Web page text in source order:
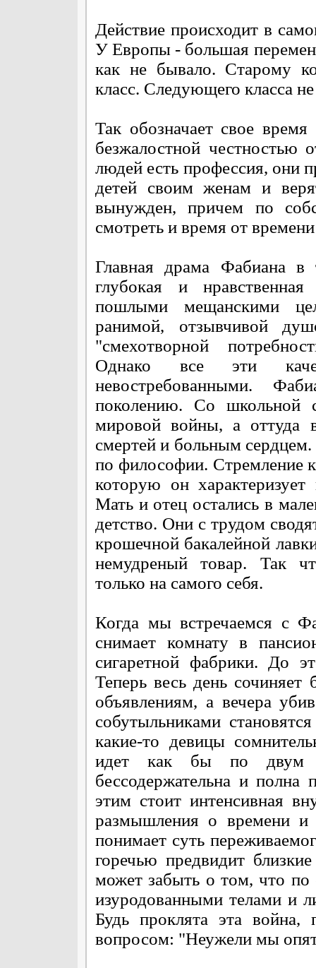
Действие происходит в
У Европы - большая
как не бывало. Старому
класс. Следующего класса
Так обозначает свое
безжалостной честностью
людей есть профессия, они
детей своим женам и
вынужден, причем по
смотреть и время от
Главная драма Фабиана в
глубокая и
пошлыми мещанскими
ранимой, отзывчивой
"смехотворной
Однако все эти
невостребованными.
поколению. Со школьной
мировой войны, а оттуда
смертей и больным
по философии. Стремление
которую он
Мать и отец остались в
детство. Они с трудом
крошечной бакалейной
немудреный товар. Так
только на самого себя.
Когда мы встречаемся с
снимает комнату в
сигаретной фабрики. До
Теперь весь день
объявлениям, а вечера
собутыльниками
какие-то девицы
идет как бы по двум
бессодержательна и полна
этим стоит интенсивная
размышления о времени
понимает суть
горечью предвидит
может забыть о том, что по
изуродованными телами и
Будь проклята эта война,
вопросом: "Неужели мы